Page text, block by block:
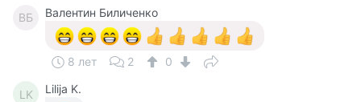
ВБ Валентин Биличенко
8 лет 2 0
LK
Lilija K.